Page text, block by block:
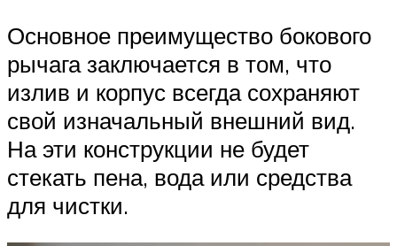
Основное преимущество бокового
рычага заключается в том, что
излив и корпус всегда сохраняют
свой изначальный внешний вид.
На эти конструкции не будет
стекать пена, вода или средства
для чистки.